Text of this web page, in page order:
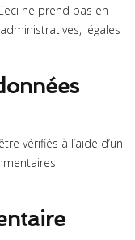
ne prend pas en
légales
vérifiés à l’aide d’un